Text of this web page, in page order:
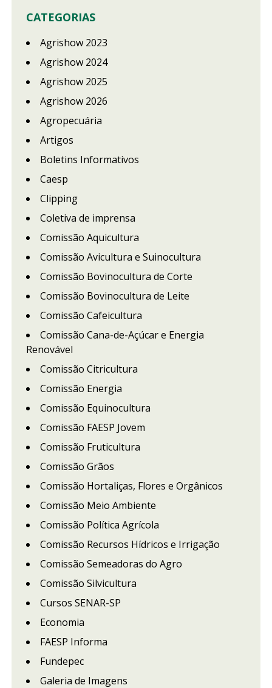
CATEGORIAS
Agrishow 2023
Agrishow 2024
Agrishow 2025
Agrishow 2026
Agropecuária
Artigos
Boletins Informativos
Caesp
Clipping
Coletiva de imprensa
Comissão Aquicultura
Comissão Avicultura e Suinocultura
Comissão Bovinocultura de Corte
Comissão Bovinocultura de Leite
Comissão Cafeicultura
Comissão Cana-de-Açúcar e Energia
Renovável
Comissão Citricultura
Comissão Energia
Comissão Equinocultura
Comissão FAESP Jovem
Comissão Fruticultura
Comissão Grãos
Comissão Hortaliças, Flores e Orgânicos
Comissão Meio Ambiente
Comissão Política Agrícola
Comissão Recursos Hídricos e Irrigação
Comissão Semeadoras do Agro
Comissão Silvicultura
Cursos SENAR-SP
Economia
FAESP Informa
Fundepec
Galeria de Imagens